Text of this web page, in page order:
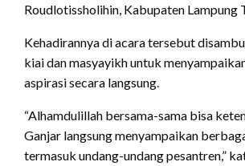
Roudlotissholihin, Kabupaten Lampung
Kehadirannya di acara tersebut
kiai dan masyayikh untuk
aspirasi secara langsung.
“Alhamdulillah bersama-sama bisa
Ganjar langsung menyampaikan
termasuk undang-undang pesantren,”